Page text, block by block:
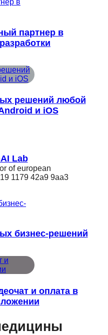
партнер в
решений любой
и iOS
Lab
бизнес-решений
и оплата в